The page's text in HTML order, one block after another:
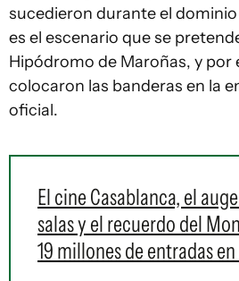
sucedieron durante el
es el escenario que se
Hipódromo de Maroñas, y por
colocaron las banderas en la
oficial.
El cine Casablanca, el
salas y el recuerdo del
19 millones de entradas